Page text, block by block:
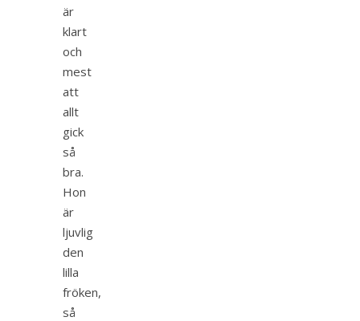
är
klart
och
mest
att
allt
gick
så
bra.
Hon
är
ljuvlig
den
lilla
fröken,
så